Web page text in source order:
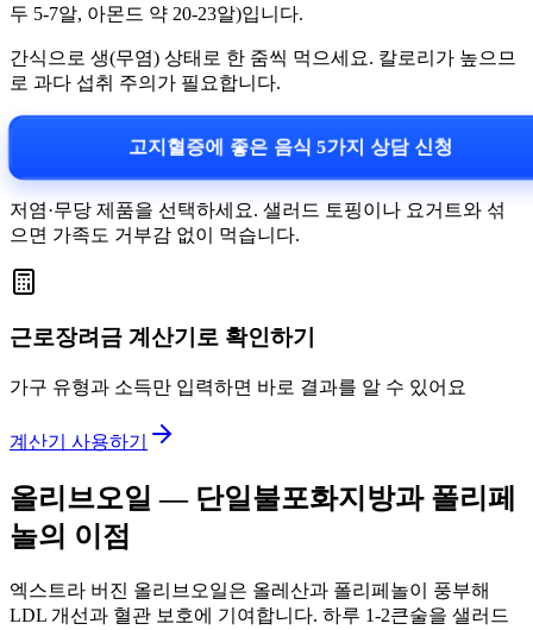
두 5-7알, 아몬드 약 20-23알)입니다.
간식으로 생(무염) 상태로 한 줌씩 먹으세요. 칼로리가 높으므
로 과다 섭취 주의가 필요합니다.
고지혈증에 좋은 음식 5가지 상담 신청
저염·무당 제품을 선택하세요. 샐러드 토핑이나 요거트와 섞
으면 가족도 거부감 없이 먹습니다.
근로장려금 계산기로 확인하기
가구 유형과 소득만 입력하면 바로 결과를 알 수 있어요
계산기 사용하기
올리브오일 — 단일불포화지방과 폴리페
놀의 이점
엑스트라 버진 올리브오일은 올레산과 폴리페놀이 풍부해
LDL 개선과 혈관 보호에 기여합니다. 하루 1-2큰술을 샐러드